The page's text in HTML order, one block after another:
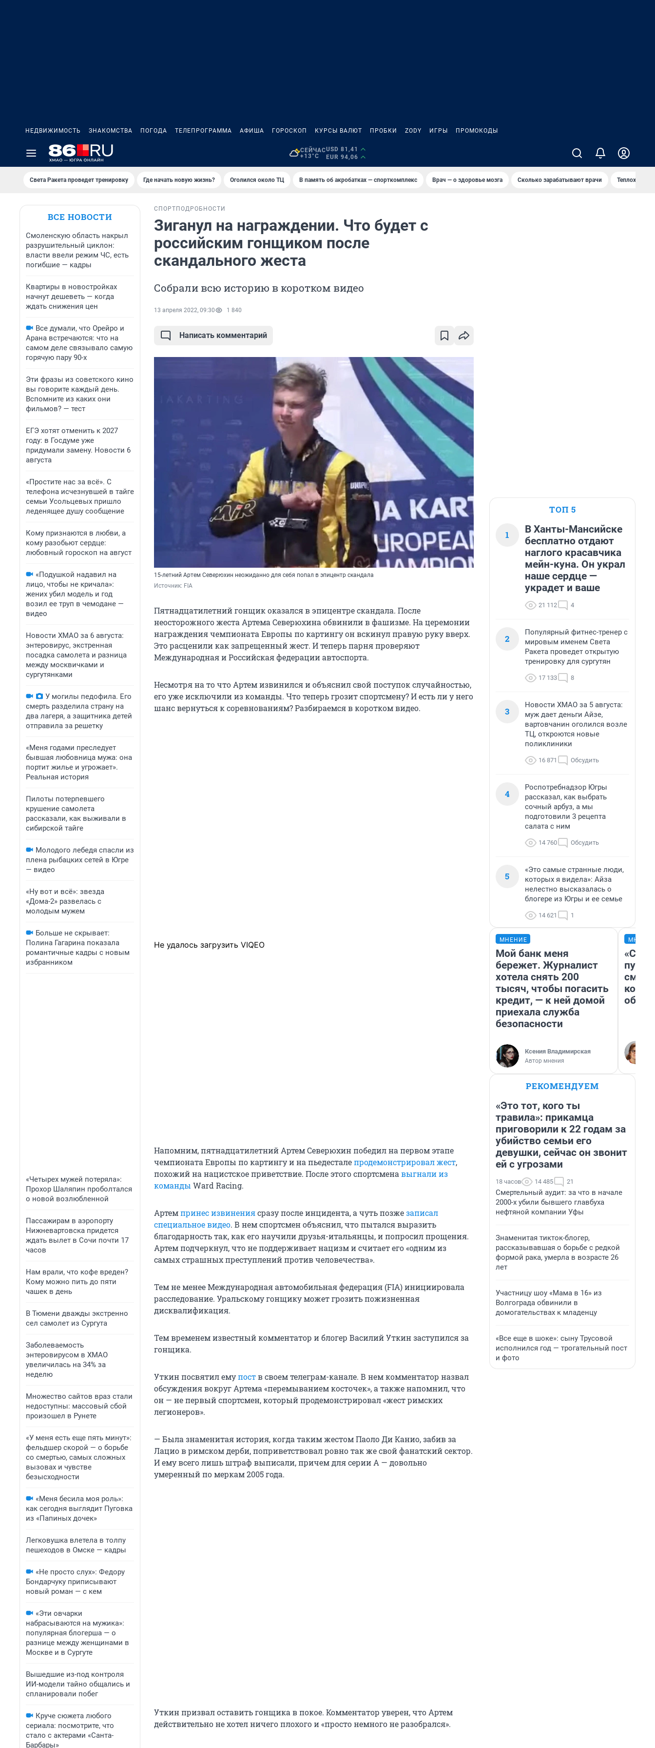
НЕДВИЖИМОСТЬ ЗНАКОМСТВА ПОГОДА ТЕЛЕПРОГРАММА АФИША ГОРОСКОП КУРСЫ ВАЛЮТ ПРОБКИ ZODY ИГРЫ ПРОМОКОДЫ
СЕЙЧАС
+13°C
USD 81,41
EUR 94,06
Света Ракета проведет тренировку Где начать новую жизнь? Оголился около ТЦ В память об акробатках — спорткомплекс Врач — о здоровье мозга Сколько зарабатывают врачи Теплоход
ВСЕ НОВОСТИ
Смоленскую область накрыл
разрушительный циклон:
власти ввели режим ЧС, есть
погибшие — кадры
Квартиры в новостройках
начнут дешеветь — когда
ждать снижения цен
Все думали, что Орейро и
Арана встречаются: что на
самом деле связывало самую
горячую пару 90-х
Эти фразы из советского кино
вы говорите каждый день.
Вспомните из каких они
фильмов? — тест
ЕГЭ хотят отменить к 2027
году: в Госдуме уже
придумали замену. Новости 6
августа
«Простите нас за всё». С
телефона исчезнувшей в тайге
семьи Усольцевых пришло
леденящее душу сообщение
Кому признаются в любви, а
кому разобьют сердце:
любовный гороскоп на август
«Подушкой надавил на
лицо, чтобы не кричала»:
жених убил модель и год
возил ее труп в чемодане —
видео
Новости ХМАО за 6 августа:
энтеровирус, экстренная
посадка самолета и разница
между москвичками и
сургутянками
У могилы педофила. Его
смерть разделила страну на
два лагеря, а защитника детей
отправила за решетку
«Меня годами преследует
бывшая любовница мужа: она
портит жилье и угрожает».
Реальная история
Пилоты потерпевшего
крушение самолета
рассказали, как выживали в
сибирской тайге
Молодого лебедя спасли из
плена рыбацких сетей в Югре
— видео
«Ну вот и всё»: звезда
«Дома-2» развелась с
молодым мужем
Больше не скрывает:
Полина Гагарина показала
романтичные кадры с новым
избранником
«Четырех мужей потеряла»:
Прохор Шаляпин проболтался
о новой возлюбленной
Пассажирам в аэропорту
Нижневартовска придется
ждать вылет в Сочи почти 17
часов
Нам врали, что кофе вреден?
Кому можно пить до пяти
чашек в день
В Тюмени дважды экстренно
сел самолет из Сургута
Заболеваемость
энтеровирусом в ХМАО
увеличилась на 34% за
неделю
Множество сайтов враз стали
недоступны: массовый сбой
произошел в Рунете
«У меня есть еще пять минут»:
фельдшер скорой — о борьбе
со смертью, самых сложных
вызовах и чувстве
безысходности
«Меня бесила моя роль»:
как сегодня выглядит Пуговка
из «Папиных дочек»
Легковушка влетела в толпу
пешеходов в Омске — кадры
«Не просто слух»: Федору
Бондарчуку приписывают
новый роман — с кем
«Эти овчарки
набрасываются на мужика»:
популярная блогерша — о
разнице между женщинами в
Москве и в Сургуте
Вышедшие из-под контроля
ИИ-модели тайно общались и
спланировали побег
Круче сюжета любого
сериала: посмотрите, что
стало с актерами «Санта-
Барбары»
СПОРТ ПОДРОБНОСТИ
Зиганул на награждении. Что будет с
российским гонщиком после
скандального жеста
Собрали всю историю в коротком видео
13 апреля 2022, 09:30 1 840
Написать комментарий
15-летний Артем Северюхин неожиданно для себя попал в эпицентр скандала
Источник: FIA
Пятнадцатилетний гонщик оказался в эпицентре скандала. После
неосторожного жеста Артема Северюхина обвинили в фашизме. На церемонии
награждения чемпионата Европы по картингу он вскинул правую руку вверх.
Это расценили как запрещенный жест. И теперь парня проверяют
Международная и Российская федерации автоспорта.
Несмотря на то что Артем извинился и объяснил свой поступок случайностью,
его уже исключили из команды. Что теперь грозит спортсмену? И есть ли у него
шанс вернуться к соревнованиям? Разбираемся в коротком видео.
Не удалось загрузить VIQEO
Напомним, пятнадцатилетний Артем Северюхин победил на первом этапе
чемпионата Европы по картингу и на пьедесталепродемонстрировал жест,
похожий на нацистское приветствие. После этого спортсмена выгнали из
команды Ward Racing.
Артемпринес извинениясразу после инцидента, а чуть позжезаписал
специальное видео. В нем спортсмен объяснил, что пытался выразить
благодарность так, как его научили друзья-итальянцы, и попросил прощения.
Артем подчеркнул, что не поддерживает нацизм и считает его «одним из
самых страшных преступлений против человечества».
Тем не менее Международная автомобильная федерация (FIA) инициировала
расследование. Уральскому гонщику может грозить пожизненная
дисквалификация.
Тем временем известный комментатор и блогер Василий Уткин заступился за
гонщика.
Уткин посвятил емупоств своем телеграм-канале. В нем комментатор назвал
обсуждения вокруг Артема «перемыванием косточек», а также напомнил, что
он — не первый спортсмен, который продемонстрировал «жест римских
легионеров».
— Была знаменитая история, когда таким жестом Паоло Ди Канио, забив за
Лацио в римском дерби, поприветствовал ровно так же свой фанатский сектор.
И ему всего лишь штраф выписали, причем для серии А — довольно
умеренный по меркам 2005 года.
Уткин призвал оставить гонщика в покое. Комментатор уверен, что Артем
действительно не хотел ничего плохого и «просто немного не разобрался».
ТОП 5
1
В Ханты-Мансийске
бесплатно отдают
наглого красавчика
мейн-куна. Он украл
наше сердце —
украдет и ваше
21 112 4
2
Популярный фитнес-тренер с
мировым именем Света
Ракета проведет открытую
тренировку для сургутян
17 133 8
3
Новости ХМАО за 5 августа:
муж дает деньги Айзе,
вартовчанин оголился возле
ТЦ, откроются новые
поликлиники
16 871 Обсудить
4
Роспотребнадзор Югры
рассказал, как выбрать
сочный арбуз, а мы
подготовили 3 рецепта
салата с ним
14 760 Обсудить
5
«Это самые странные люди,
которых я видела»: Айза
нелестно высказалась о
блогере из Югры и ее семье
14 621 1
МНЕНИЕ
Мой банк меня
бережет. Журналист
хотела снять 200
тысяч, чтобы погасить
кредит, — к ней домой
приехала служба
безопасности
Ксения Владимирская
Автор мнения
РЕКОМЕНДУЕМ
«Это тот, кого ты
травила»: прикамца
приговорили к 22 годам за
убийство семьи его
девушки, сейчас он звонит
ей с угрозами
18 часов 14 485 21
Смертельный аудит: за что в начале
2000-х убили бывшего главбуха
нефтяной компании Уфы
Знаменитая тикток-блогер,
рассказывавшая о борьбе с редкой
формой рака, умерла в возрасте 26
лет
Участницу шоу «Мама в 16» из
Волгограда обвинили в
домогательствах к младенцу
«Все еще в шоке»: сыну Трусовой
исполнился год — трогательный пост
и фото